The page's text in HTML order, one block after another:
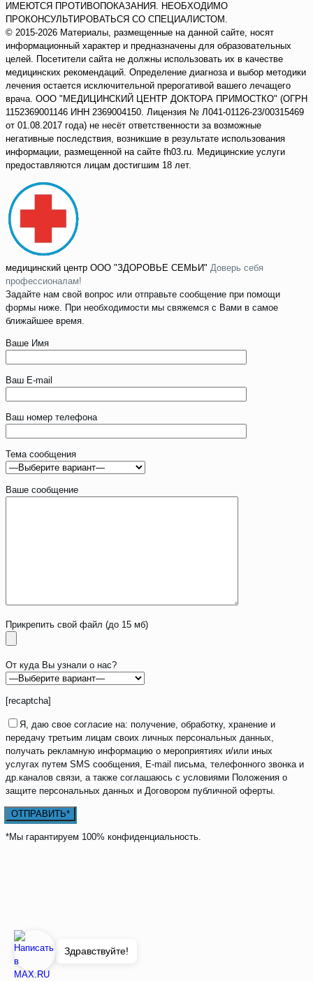
ИМЕЮТСЯ ПРОТИВОПОКАЗАНИЯ. НЕОБХОДИМО
ПРОКОНСУЛЬТИРОВАТЬСЯ СО СПЕЦИАЛИСТОМ.
© 2015-2026 Материалы, размещенные на данной сайте, носят
информационный характер и предназначены для образовательных
целей. Посетители сайта не должны использовать их в качестве
медицинских рекомендаций. Определение диагноза и выбор методики
лечения остается исключительной прерогативой вашего лечащего
врача. ООО "МЕДИЦИНСКИЙ ЦЕНТР ДОКТОРА ПРИМОСТКО" (ОГРН
1152369001146 ИНН 2369004150. Лицензия № Л041-01126-23/00315469
от 01.08.2017 года) не несёт ответственности за возможные
негативные последствия, возникшие в результате использования
информации, размещенной на сайте fh03.ru. Медицинские услуги
предоставляются лицам достигшим 18 лет.
Здравствуйте!
медицинский центр ООО "ЗДОРОВЬЕ СЕМЬИ" Доверь себя
профессионалам!
Задайте нам свой вопрос или отправьте сообщение при помощи
формы ниже. При необходимости мы свяжемся с Вами в самое
ближайшее время.
Ваше Имя
Ваш E-mail
Ваш номер телефона
Тема сообщения
Ваше сообщение
Прикрепить свой файл (до 15 мб)
От куда Вы узнали о нас?
[recaptcha]
Я, даю свое согласие на: получение, обработку, хранение и
передачу третьим лицам своих личных персональных данных,
получать рекламную информацию о мероприятиях и/или иных
услугах путем SMS сообщения, E-mail письма, телефонного звонка и
др.каналов связи, а также соглашаюсь с условиями Положения о
защите персональных данных и Договором публичной оферты.
*Мы гарантируем 100% конфиденциальность.